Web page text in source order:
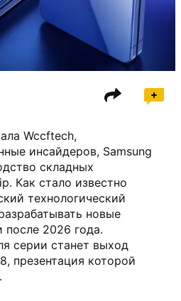
Wccftech,
инсайдеров, Samsung
складных
Как стало известно
технологический
новые
после 2026 года.
серии станет выход
презентация которой